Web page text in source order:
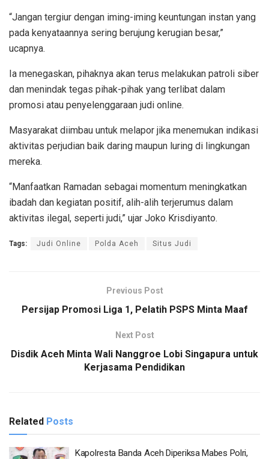
“Jangan tergiur dengan iming-iming keuntungan instan yang
pada kenyataannya sering berujung kerugian besar,”
ucapnya.
Ia menegaskan, pihaknya akan terus melakukan patroli siber
dan menindak tegas pihak-pihak yang terlibat dalam
promosi atau penyelenggaraan judi online.
Masyarakat diimbau untuk melapor jika menemukan indikasi
aktivitas perjudian baik daring maupun luring di lingkungan
mereka.
“Manfaatkan Ramadan sebagai momentum meningkatkan
ibadah dan kegiatan positif, alih-alih terjerumus dalam
aktivitas ilegal, seperti judi,” ujar Joko Krisdiyanto.
Tags: Judi Online Polda Aceh Situs Judi
Previous Post
Persijap Promosi Liga 1, Pelatih PSPS Minta Maaf
Next Post
Disdik Aceh Minta Wali Nanggroe Lobi Singapura untuk
Kerjasama Pendidikan
Related Posts
Kapolresta Banda Aceh Diperiksa Mabes Polri,